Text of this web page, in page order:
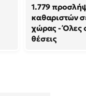
1.779
καθαριστών
χώρας - Όλες
θέσεις